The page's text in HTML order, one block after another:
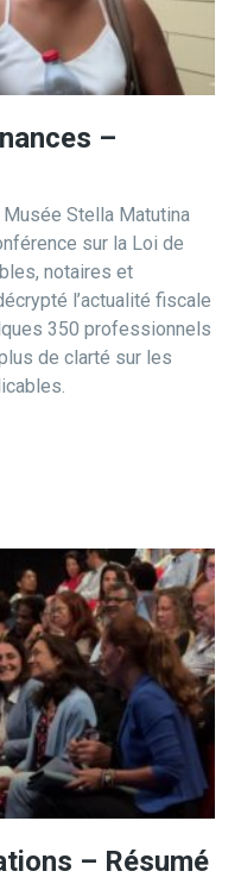
–
Stella Matutina
sur la Loi de
notaires et
l’actualité fiscale
350 professionnels
de clarté sur les
– Résumé